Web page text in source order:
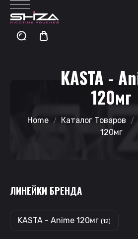
KASTA -
120мг
Home Каталог Товаров
120мг
ЛИНЕЙКИ БРЕНДА
KASTA - Anime 120мг (12)